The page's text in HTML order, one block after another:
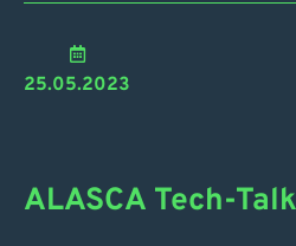
25.05.2023
ALASCA Tech-